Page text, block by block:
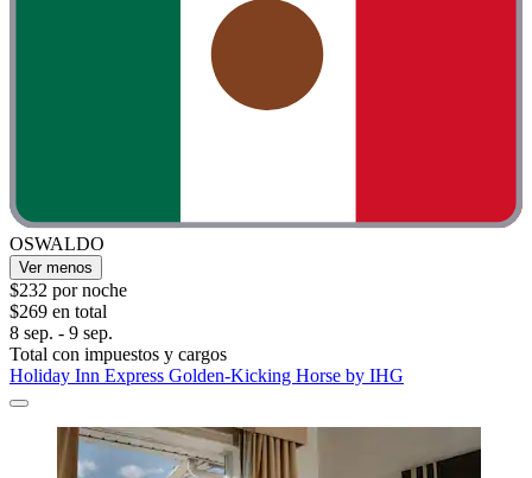
OSWALDO
Ver menos
$232 por noche
$269 en total
8 sep. - 9 sep.
Total con impuestos y cargos
Holiday Inn Express Golden-Kicking Horse by IHG